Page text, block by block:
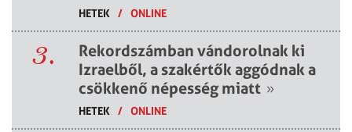
HETEK / ONLINE
3.
Rekordszámban vándorolnak ki
Izraelből, a szakértők aggódnak a
csökkenő népesség miatt »
HETEK / ONLINE